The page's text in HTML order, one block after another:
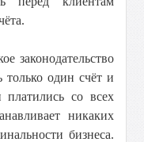
законодательство
только один счёт и
платились со всех
никаких
бизнеса.